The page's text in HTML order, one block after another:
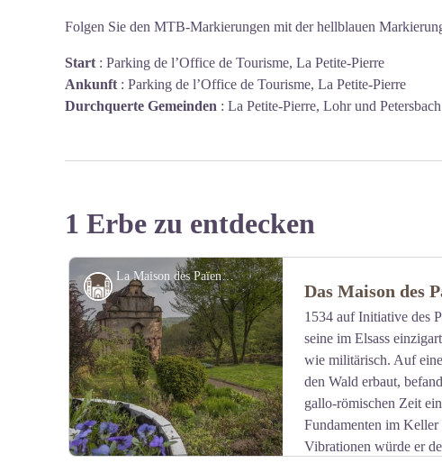
Folgen Sie den MTB-Markierungen mit der hellblauen
Start : Parking de l’Office de Tourisme, La Petite-Pierre
Ankunft : Parking de l’Office de Tourisme, La Petite-Pierre
Durchquerte Gemeinden : La Petite-Pierre, Lohr und Petersbach
1 Erbe zu entdecken
La Maison des Païens - R. Letscher
Denkmäler und Architektur Das Maison des
1534 auf Initiative des
seine im Elsass
wie militärisch. Auf
den Wald erbaut,
gallo-römischen Zeit
Fundamenten im
Vibrationen würde er